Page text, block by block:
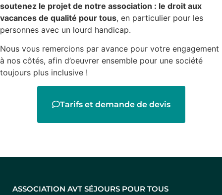
soutenez le projet de notre association : le droit aux
vacances de qualité pour tous, en particulier pour les
personnes avec un lourd handicap.
Nous vous remercions par avance pour votre engagement
à nos côtés, afin d’oeuvrer ensemble pour une société
toujours plus inclusive !
Tarifs et demande de devis
ASSOCIATION AVT SÉJOURS POUR TOUS